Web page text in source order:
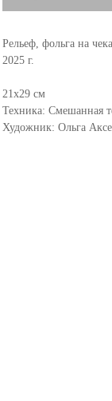
Рельеф, фольга на
2025 г.
21х29 см
Техника: Смешанная
Художник: Ольга